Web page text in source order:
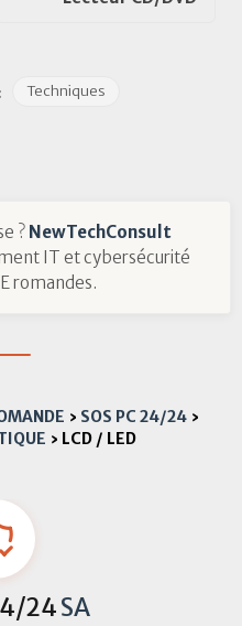
Techniques
? NewTechConsult
IT et cybersécurité
romandes.
› SOS PC 24/24 ›
› LCD / LED
24SA